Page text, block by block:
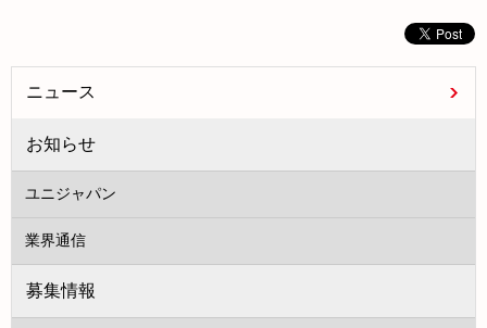
ニュース
お知らせ
ユニジャパン
業界通信
募集情報